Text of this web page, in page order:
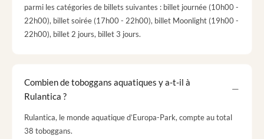
parmi les catégories de billets suivantes : billet journée (10h00 -
22h00), billet soirée (17h00 - 22h00), billet Moonlight (19h00 -
22h00), billet 2 jours, billet 3 jours.
Combien de toboggans aquatiques y a-t-il à
Rulantica ?
Rulantica, le monde aquatique d’Europa-Park, compte au total
38 toboggans.